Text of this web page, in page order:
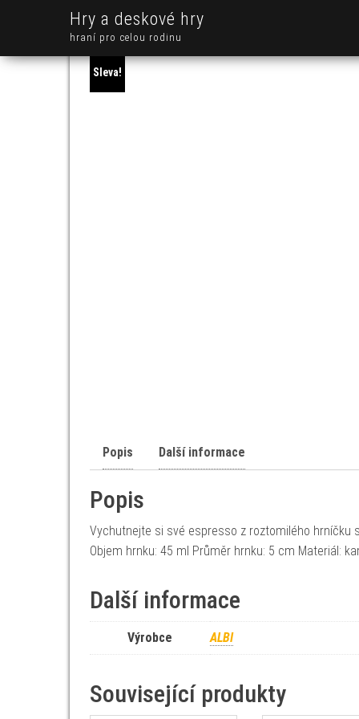
Hry a deskové hry
hraní pro celou rodinu
Sleva!
Popis Další informace
Popis
Vychutnejte si své espresso z roztomilého hrníčku
Objem hrnku: 45 ml Průměr hrnku: 5 cm Materiál:
Další informace
Výrobce ALBI
Související produkty